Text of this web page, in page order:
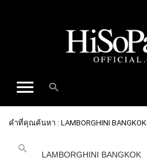
คำที่คุณค้นหา : LAMBORGHINI BANGKOK